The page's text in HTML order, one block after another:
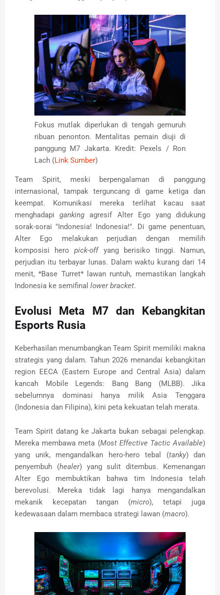
Fokus mutlak diperlukan di tengah gemuruh
ribuan penonton. Mentalitas pemain diuji di
panggung M7 Jakarta. Kredit: Pexels / Ron
Lach (Link Sumber)
Team Spirit, meski berpengalaman di panggung
internasional, tampak terguncang di game ketiga dan
keempat. Komunikasi mereka terlihat kacau saat
menghadapiganking agresif Alter Ego yang didukung
sorak-sorai "Indonesia! Indonesia!". Di game penentuan,
Alter Ego melakukan perjudian dengan memilih
komposisi heropick-offyang berisiko tinggi. Namun,
perjudian itu terbayar lunas. Dalam waktu kurang dari 14
menit, *Base Turret* lawan runtuh, memastikan langkah
Indonesia ke semifinal lower bracket.
Evolusi Meta M7 dan Kebangkitan
Esports Rusia
Keberhasilan menumbangkan Team Spirit memiliki makna
strategis yang dalam. Tahun 2026 menandai kebangkitan
region EECA (Eastern Europe and Central Asia) dalam
kancah Mobile Legends: Bang Bang (MLBB). Jika
sebelumnya dominasi hanya milik Asia Tenggara
(Indonesia dan Filipina), kini peta kekuatan telah merata.
Team Spirit datang ke Jakarta bukan sebagai pelengkap.
Mereka membawa meta (Most Effective Tactic Available)
yang unik, mengandalkan hero-hero tebal (tanky) dan
penyembuh (healer) yang sulit ditembus. Kemenangan
Alter Ego membuktikan bahwa tim Indonesia telah
berevolusi. Mereka tidak lagi hanya mengandalkan
mekanik kecepatan tangan (micro), tetapi juga
kedewasaan dalam membaca strategi lawan (macro).